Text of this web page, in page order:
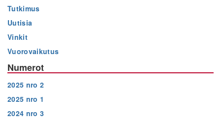
Tutkimus
Uutisia
Vinkit
Vuorovaikutus
Numerot
2025 nro 2
2025 nro 1
2024 nro 3